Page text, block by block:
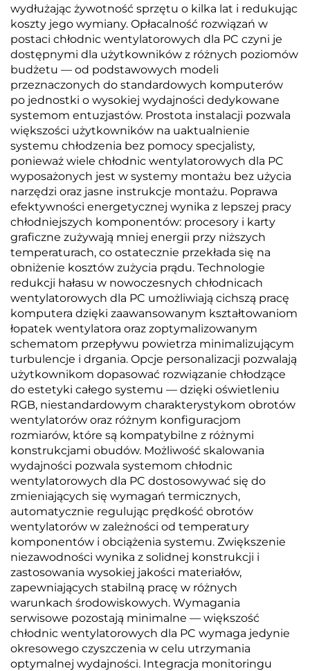
wydłużając żywotność sprzętu o kilka lat i redukując
koszty jego wymiany. Opłacalność rozwiązań w
postaci chłodnic wentylatorowych dla PC czyni je
dostępnymi dla użytkowników z różnych poziomów
budżetu — od podstawowych modeli
przeznaczonych do standardowych komputerów
po jednostki o wysokiej wydajności dedykowane
systemom entuzjastów. Prostota instalacji pozwala
większości użytkowników na uaktualnienie
systemu chłodzenia bez pomocy specjalisty,
ponieważ wiele chłodnic wentylatorowych dla PC
wyposażonych jest w systemy montażu bez użycia
narzędzi oraz jasne instrukcje montażu. Poprawa
efektywności energetycznej wynika z lepszej pracy
chłodniejszych komponentów: procesory i karty
graficzne zużywają mniej energii przy niższych
temperaturach, co ostatecznie przekłada się na
obniżenie kosztów zużycia prądu. Technologie
redukcji hałasu w nowoczesnych chłodnicach
wentylatorowych dla PC umożliwiają cichszą pracę
komputera dzięki zaawansowanym kształtowaniom
łopatek wentylatora oraz zoptymalizowanym
schematom przepływu powietrza minimalizującym
turbulencje i drgania. Opcje personalizacji pozwalają
użytkownikom dopasować rozwiązanie chłodzące
do estetyki całego systemu — dzięki oświetleniu
RGB, niestandardowym charakterystykom obrotów
wentylatorów oraz różnym konfiguracjom
rozmiarów, które są kompatybilne z różnymi
konstrukcjami obudów. Możliwość skalowania
wydajności pozwala systemom chłodnic
wentylatorowych dla PC dostosowywać się do
zmieniających się wymagań termicznych,
automatycznie regulując prędkość obrotów
wentylatorów w zależności od temperatury
komponentów i obciążenia systemu. Zwiększenie
niezawodności wynika z solidnej konstrukcji i
zastosowania wysokiej jakości materiałów,
zapewniających stabilną pracę w różnych
warunkach środowiskowych. Wymagania
serwisowe pozostają minimalne — większość
chłodnic wentylatorowych dla PC wymaga jedynie
okresowego czyszczenia w celu utrzymania
optymalnej wydajności. Integracja monitoringu